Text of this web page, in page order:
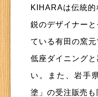
KIHARAは伝統
鋭のデザイナー
ている有田の窯
低座ダイニング
い。また、岩手
塗」の受注販売も